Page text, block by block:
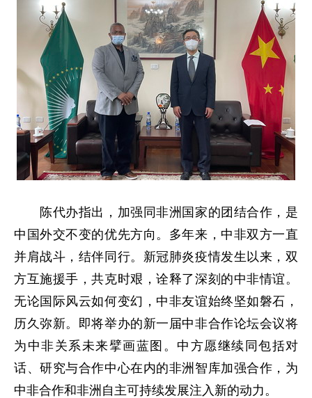
陈代办指出，加强同非洲国家的团结合作，是
中国外交不变的优先方向。多年来，中非双方一直
并肩战斗，结伴同行。新冠肺炎疫情发生以来，双
方互施援手，共克时艰，诠释了深刻的中非情谊。
无论国际风云如何变幻，中非友谊始终坚如磐石，
历久弥新。即将举办的新一届中非合作论坛会议将
为中非关系未来擘画蓝图。中方愿继续同包括对
话、研究与合作中心在内的非洲智库加强合作，为
中非合作和非洲自主可持续发展注入新的动力。